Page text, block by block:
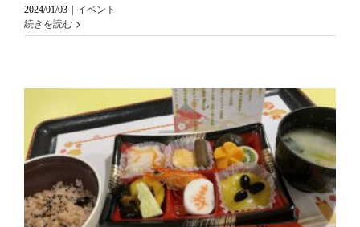
2024/01/03 | イベント
続きを読む